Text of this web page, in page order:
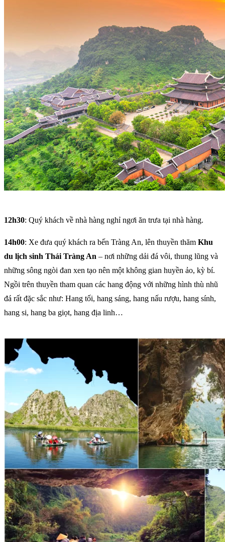
12h30: Quý khách về nhà hàng nghỉ ngơi ăn trưa tại nhà hàng.
14h00: Xe đưa quý khách ra bến Tràng An, lên thuyền thăm Khu
du lịch sinh Thái Tràng An – nơi những dải đá vôi, thung lũng và
những sông ngòi đan xen tạo nên một không gian huyền ảo, kỳ bí.
Ngồi trên thuyền tham quan các hang động với những hình thù nhũ
đá rất đặc sắc như: Hang tối, hang sáng, hang nấu rượu, hang sính,
hang si, hang ba giọt, hang địa linh…